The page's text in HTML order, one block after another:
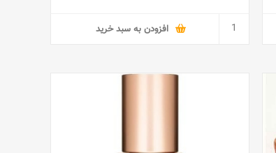
افزودن به سبد خرید